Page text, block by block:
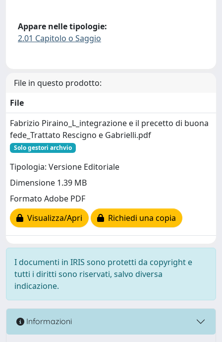
Appare nelle tipologie:
2.01 Capitolo o Saggio
File in questo prodotto:
File
Fabrizio Piraino_L_integrazione e il precetto di buona
fede_Trattato Rescigno e Gabrielli.pdf
Solo gestori archvio
Tipologia: Versione Editoriale
Dimensione 1.39 MB
Formato Adobe PDF
Visualizza/Apri
Richiedi una copia
I documenti in IRIS sono protetti da copyright e
tutti i diritti sono riservati, salvo diversa
indicazione.
Informazioni